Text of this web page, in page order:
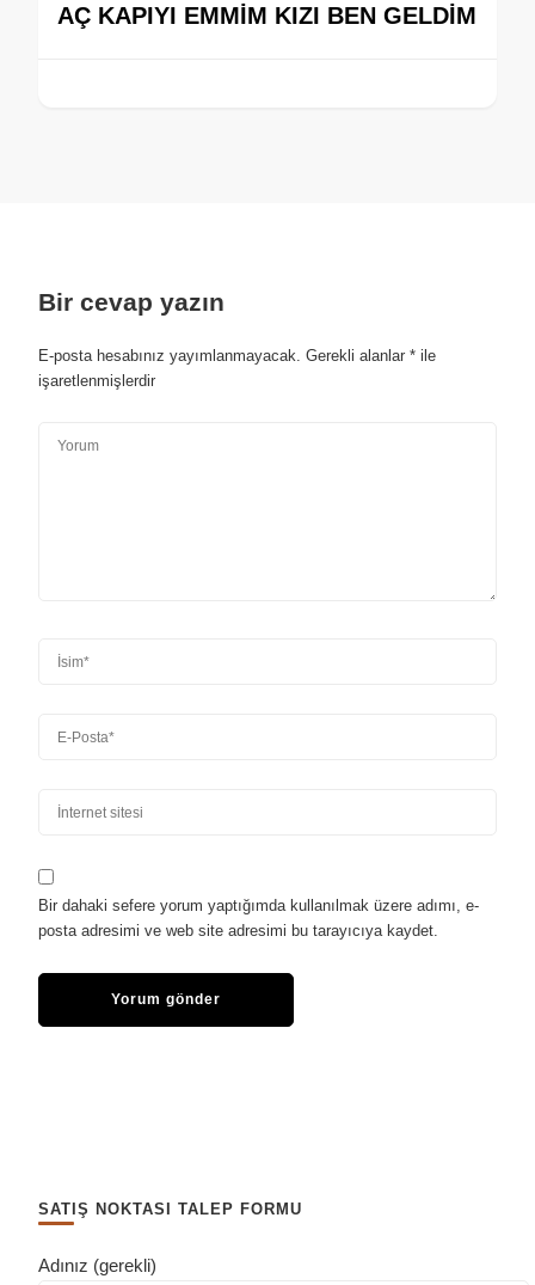
AÇ KAPIYI EMMİM KIZI BEN GELDİM
Bir cevap yazın
E-posta hesabınız yayımlanmayacak. Gerekli alanlar * ile
işaretlenmişlerdir
Bir dahaki sefere yorum yaptığımda kullanılmak üzere adımı, e-
posta adresimi ve web site adresimi bu tarayıcıya kaydet.
SATIŞ NOKTASI TALEP FORMU
Adınız (gerekli)